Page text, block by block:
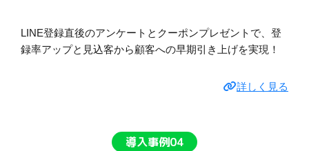
LINE登録直後のアンケートとクーポンプレゼントで、登
録率アップと見込客から顧客への早期引き上げを実現！
詳しく見る
導入事例04